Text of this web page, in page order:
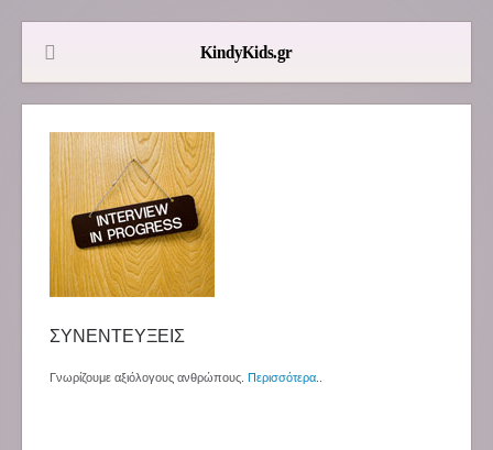
ΣΥΝΕΝΤΕΥΞΕΙΣ
Γνωρίζουμε αξιόλογους ανθρώπους. Περισσότερα